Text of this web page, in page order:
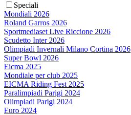
Speciali
Mondiali 2026
Roland Garros 2026
Sportmediaset Live Riccione 2026
Scudetto Inter 2026
Olimpiadi Invernali Milano Cortina 2026
Super Bowl 2026
Eicma 2025
Mondiale per club 2025
EICMA Riding Fest 2025
Paralimpiadi Parigi 2024
Olimpiadi Parigi 2024
Euro 2024